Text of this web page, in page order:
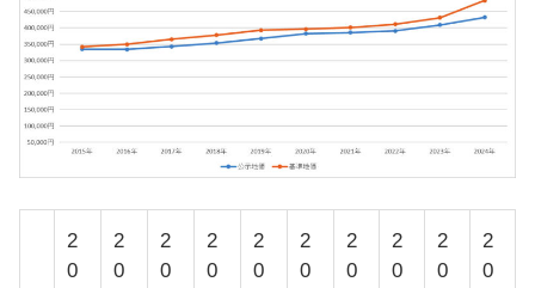
2
0
2
0
2
0
2
0
2
0
2
0
2
0
2
0
2
0
2
0